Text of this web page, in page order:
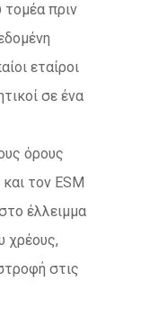
τομέα πριν
εταίροι
σε ένα
όρους
τον ESM
έλλειμμα
χρέους,
στις